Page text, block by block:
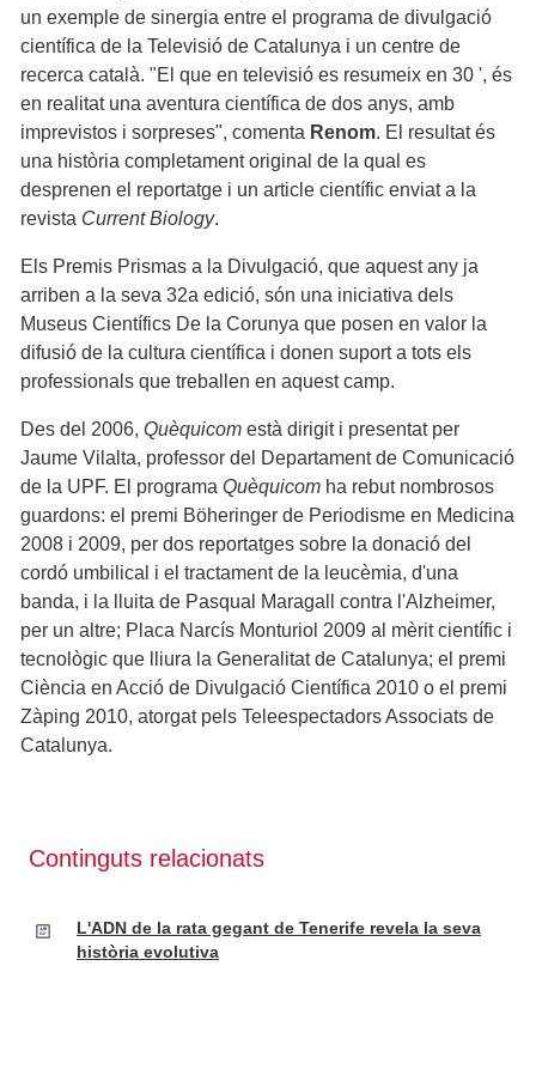
un exemple de sinergia entre el programa de divulgació
científica de la Televisió de Catalunya i un centre de
recerca català. "El que en televisió es resumeix en 30 ', és
en realitat una aventura científica de dos anys, amb
imprevistos i sorpreses", comenta Renom. El resultat és
una història completament original de la qual es
desprenen el reportatge i un article científic enviat a la
revista Current Biology.
Els Premis Prismas a la Divulgació, que aquest any ja
arriben a la seva 32a edició, són una iniciativa dels
Museus Científics De la Corunya que posen en valor la
difusió de la cultura científica i donen suport a tots els
professionals que treballen en aquest camp.
Des del 2006, Quèquicom està dirigit i presentat per
Jaume Vilalta, professor del Departament de Comunicació
de la UPF. El programa Quèquicom ha rebut nombrosos
guardons: el premi Böheringer de Periodisme en Medicina
2008 i 2009, per dos reportatges sobre la donació del
cordó umbilical i el tractament de la leucèmia, d'una
banda, i la lluita de Pasqual Maragall contra l'Alzheimer,
per un altre; Placa Narcís Monturiol 2009 al mèrit científic i
tecnològic que lliura la Generalitat de Catalunya; el premi
Ciència en Acció de Divulgació Científica 2010 o el premi
Zàping 2010, atorgat pels Teleespectadors Associats de
Catalunya.
Continguts relacionats
L'ADN de la rata gegant de Tenerife revela la seva
història evolutiva